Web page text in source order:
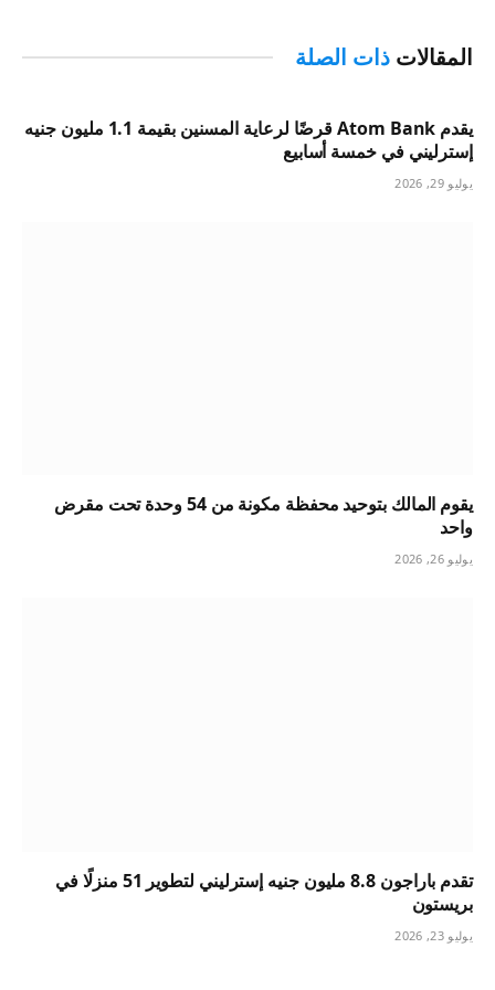
المقالات ذات الصلة
يقدم Atom Bank قرضًا لرعاية المسنين بقيمة 1.1 مليون جنيه
إسترليني في خمسة أسابيع
يوليو 29, 2026
يقوم المالك بتوحيد محفظة مكونة من 54 وحدة تحت مقرض
واحد
يوليو 26, 2026
تقدم باراجون 8.8 مليون جنيه إسترليني لتطوير 51 منزلًا في
بريستون
يوليو 23, 2026